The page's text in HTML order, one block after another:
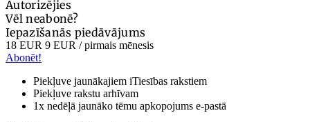
Autorizējies
Vēl neabonē?
Iepazīšanās piedāvājums
18 EUR 9 EUR / pirmais mēnesis
Abonēt!
Piekļuve jaunākajiem iTiesības rakstiem
Piekļuve rakstu arhīvam
1x nedēļā jaunāko tēmu apkopojums e-pastā